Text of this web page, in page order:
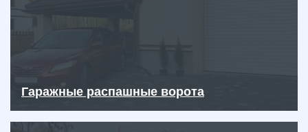
Гаражные распашные ворота